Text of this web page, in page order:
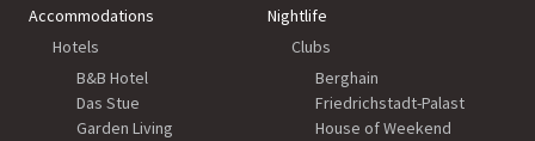
Accommodations
Hotels
B&B Hotel
Das Stue
Garden Living
Nightlife
Clubs
Berghain
Friedrichstadt-Palast
House of Weekend